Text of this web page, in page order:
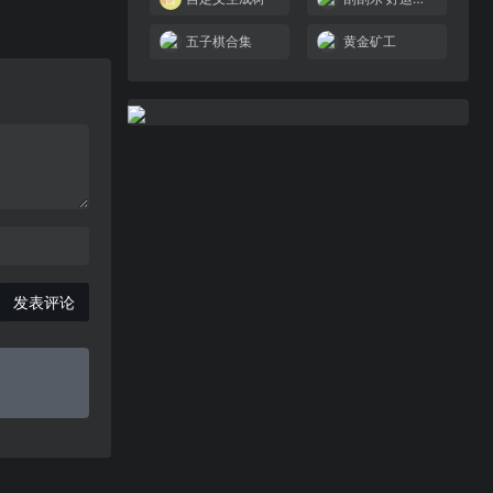
发表评论
五子棋合集 黄金矿工